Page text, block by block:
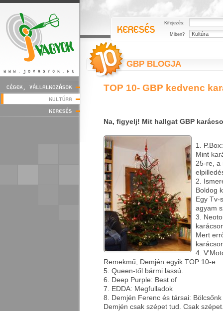
Kifejezés:
Miben?
GBP BLOGJA
TOP 10- GBP kedvenc
Na, figyelj! Mit hallgat GBP
1.
Mint
25-re, a
2.
Boldog
Egy Tv-
agyam
3.
Mert
4.
Remekmű, Demjén egyik TOP 10-e
5. Queen-től bármi lassú.
6. Deep Purple: Best of
7. EDDA: Megfulladok
8. Demjén Ferenc és társai:
Demjén csak szépet tud. Csak